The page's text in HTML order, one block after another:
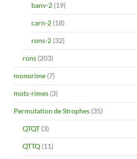
banv-2 (19)
carn-2 (18)
rons-2 (32)
rons (203)
monorime (7)
mots-rimes (3)
Permutation de Strophes (35)
QTQT (3)
QTTQ (11)